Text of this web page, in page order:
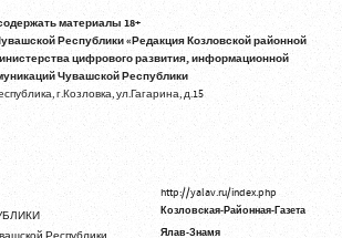
материалы 18+
Республики «Редакция Козловской районной
цифрового развития, информационной
Чувашской Республики
г.Козловка, ул.Гагарина, д.15
Республики
http://yalav.ru/index.php
Козловская-Районная-Газета
Ялав-Знамя